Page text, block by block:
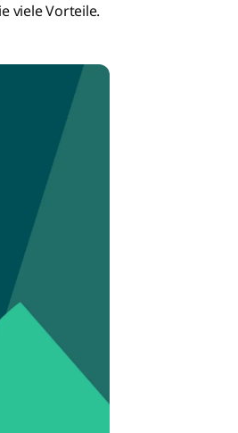
viele Vorteile.